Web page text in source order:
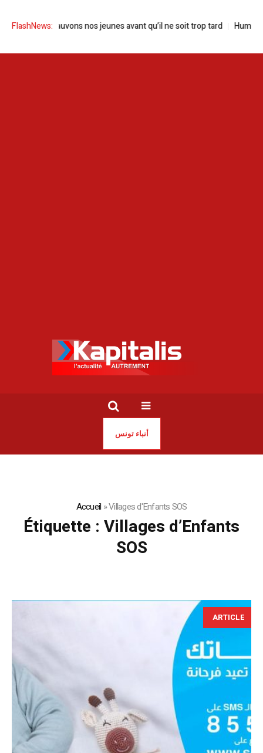
FlashNews:
Drogue | Sauvons nos jeunes avant qu’il ne soit trop tard Human
أنباء تونس
Accueil »Villages d'Enfants SOS
Étiquette : Villages d’Enfants
SOS
ARTICLE